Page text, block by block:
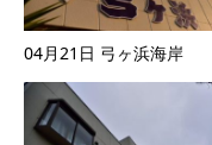
04月21日 弓ヶ浜海岸